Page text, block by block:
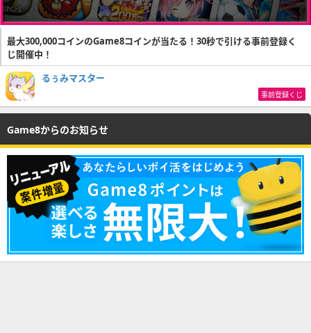
最大300,000コインのGame8コインが当たる！30秒で引ける事前登録く
じ開催中！
るぅみマスター
事前登録くじ
Game8からのお知らせ